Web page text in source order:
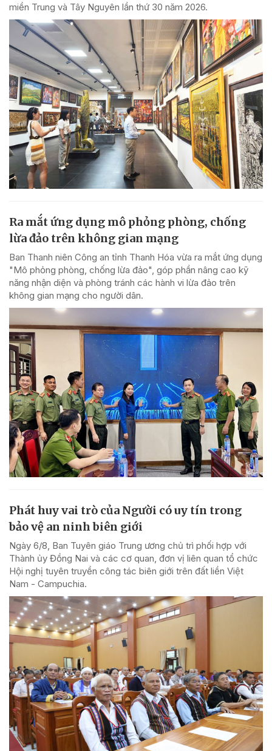
miền Trung và Tây Nguyên lần thứ 30 năm 2026.
Ra mắt ứng dụng mô phỏng phòng, chống
lừa đảo trên không gian mạng
Ban Thanh niên Công an tỉnh Thanh Hóa vừa ra mắt ứng dụng
"Mô phỏng phòng, chống lừa đảo", góp phần nâng cao kỹ
năng nhận diện và phòng tránh các hành vi lừa đảo trên
không gian mạng cho người dân.
Phát huy vai trò của Người có uy tín trong
bảo vệ an ninh biên giới
Ngày 6/8, Ban Tuyên giáo Trung ương chủ trì phối hợp với
Thành ủy Đồng Nai và các cơ quan, đơn vị liên quan tổ chức
Hội nghị tuyên truyền công tác biên giới trên đất liền Việt
Nam - Campuchia.